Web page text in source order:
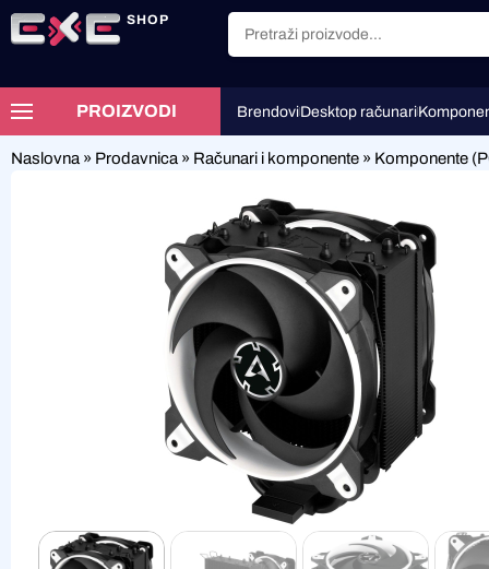
SHOP
PROIZVODI BrendoviDesktop računari
Naslovna » Prodavnica » Računari i komponente » Komponente